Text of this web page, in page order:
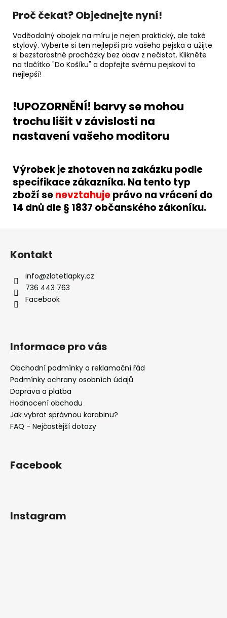
Proč čekat? Objednejte nyní!
Voděodolný obojek na míru je nejen praktický, ale také
stylový. Vyberte si ten nejlepší pro vašeho pejska a užijte
si bezstarostné procházky bez obav z nečistot. Klikněte
na tlačítko "Do Košíku" a dopřejte svému pejskovi to
nejlepší!
!UPOZORNĚNÍ! barvy se mohou
trochu lišit v závislosti na
nastavení vašeho moditoru
Výrobek je zhotoven na zakázku podle
specifikace zákazníka. Na tento typ
zboží senevztahujeprávo na vrácení do
14 dnů dle § 1837 občanského zákoníku.
Z
Kontakt
info@zlatetlapky.cz
736 443 763
Facebook
Informace pro vás
Obchodní podmínky a reklamační řád
Podmínky ochrany osobních údajů
Doprava a platba
Hodnocení obchodu
Jak vybrat správnou karabinu?
FAQ - Nejčastější dotazy
Facebook
Instagram